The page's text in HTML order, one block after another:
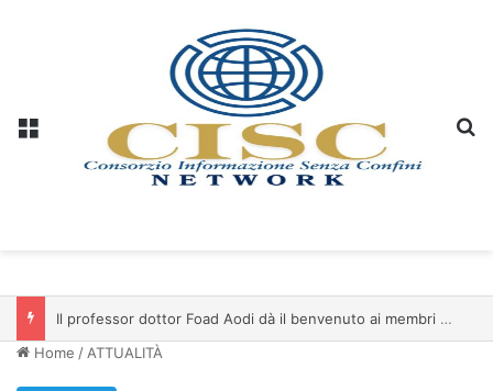
Christopher Aleo: il Kuwait al centro della prossima espansione di iSwiss Pay nel Golfo
Home / ATTUALITÀ